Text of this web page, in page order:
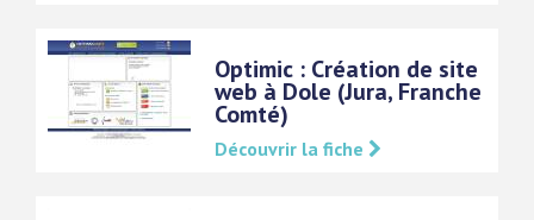
Optimic : Création de site
web à Dole (Jura, Franche
Comté)
Découvrir la fiche